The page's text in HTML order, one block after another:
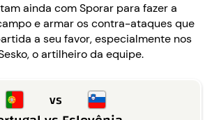
ainda com Sporar para fazer a
e armar os contra-ataques que
a seu favor, especialmente nos
o artilheiro da equipe.
vs